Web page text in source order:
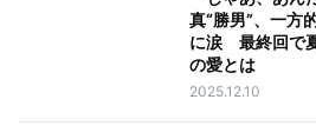
真“勝男”、一方
に涙 最終回で
の愛とは
2025.12.10